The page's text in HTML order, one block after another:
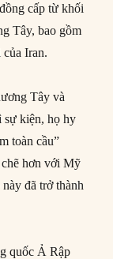
cấp từ khối
Tây, bao gồm
Iran.
Tây và
sự kiện, họ hy
toàn cầu”
chẽ hơn với Mỹ
đã trở thành
quốc Ả Rập